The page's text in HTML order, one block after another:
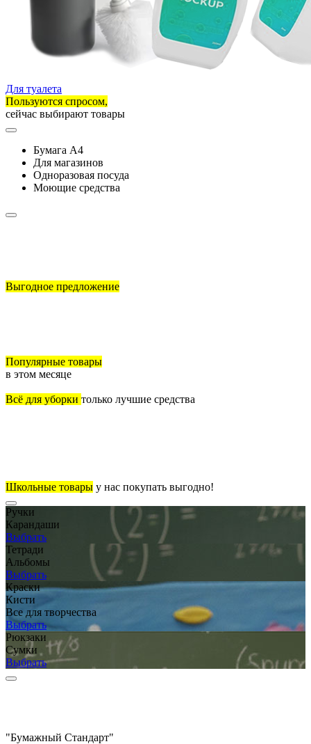
Для туалета
Пользуются спросом,
сейчас выбирают товары
Бумага А4
Для магазинов
Одноразовая посуда
Моющие средства
Выгодное предложение
Популярные товары
в этом месяце
Всё для уборки только лучшие средства
Школьные товары у нас покупать выгодно!
Ручки
Карандаши
Выбрать
Тетради
Альбомы
Выбрать
Краски
Кисти
Все для творчества
Выбрать
Рюкзаки
Сумки
Выбрать
"Бумажный Стандарт"